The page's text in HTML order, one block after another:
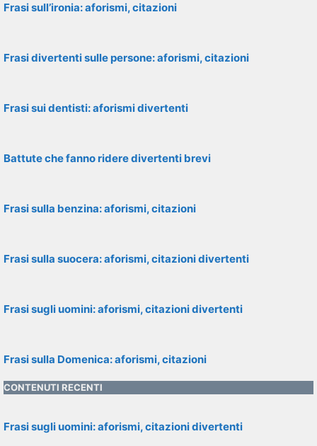
Frasi sull’ironia: aforismi, citazioni
Frasi divertenti sulle persone: aforismi, citazioni
Frasi sui dentisti: aforismi divertenti
Battute che fanno ridere divertenti brevi
Frasi sulla benzina: aforismi, citazioni
Frasi sulla suocera: aforismi, citazioni divertenti
Frasi sugli uomini: aforismi, citazioni divertenti
Frasi sulla Domenica: aforismi, citazioni
CONTENUTI RECENTI
Frasi sugli uomini: aforismi, citazioni divertenti